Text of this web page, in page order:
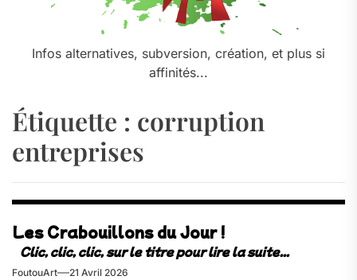
Infos alternatives, subversion, création, et plus si
affinités...
Étiquette : corruption
entreprises
Les Crabouillons du Jour !
FoutouArt 21 Avril 2026